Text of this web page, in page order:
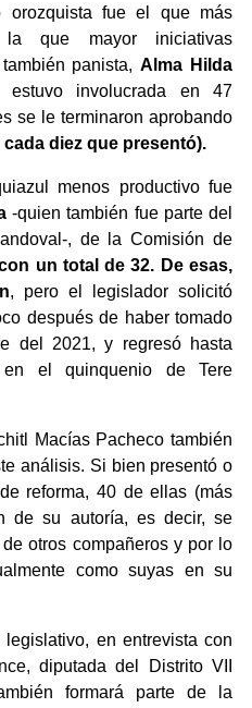
orozquista fue el que más
la que mayor iniciativas
panista, Alma Hilda
involucrada en 47
se le terminaron aprobando
cada diez que presentó).
En contraste, el blanquiazul menos productivo fue
-quien también fue parte del
, de la Comisión de
un total de 32. De esas,
, pero el legislador solicitó
después de haber tomado
del 2021, y regresó hasta
el quinquenio de Tere
Macías Pacheco también
análisis. Si bien presentó o
reforma, 40 de ellas (más
de su autoría, es decir, se
otros compañeros y por lo
como suyas en su
en entrevista con
diputada del Distrito VII
formará parte de la